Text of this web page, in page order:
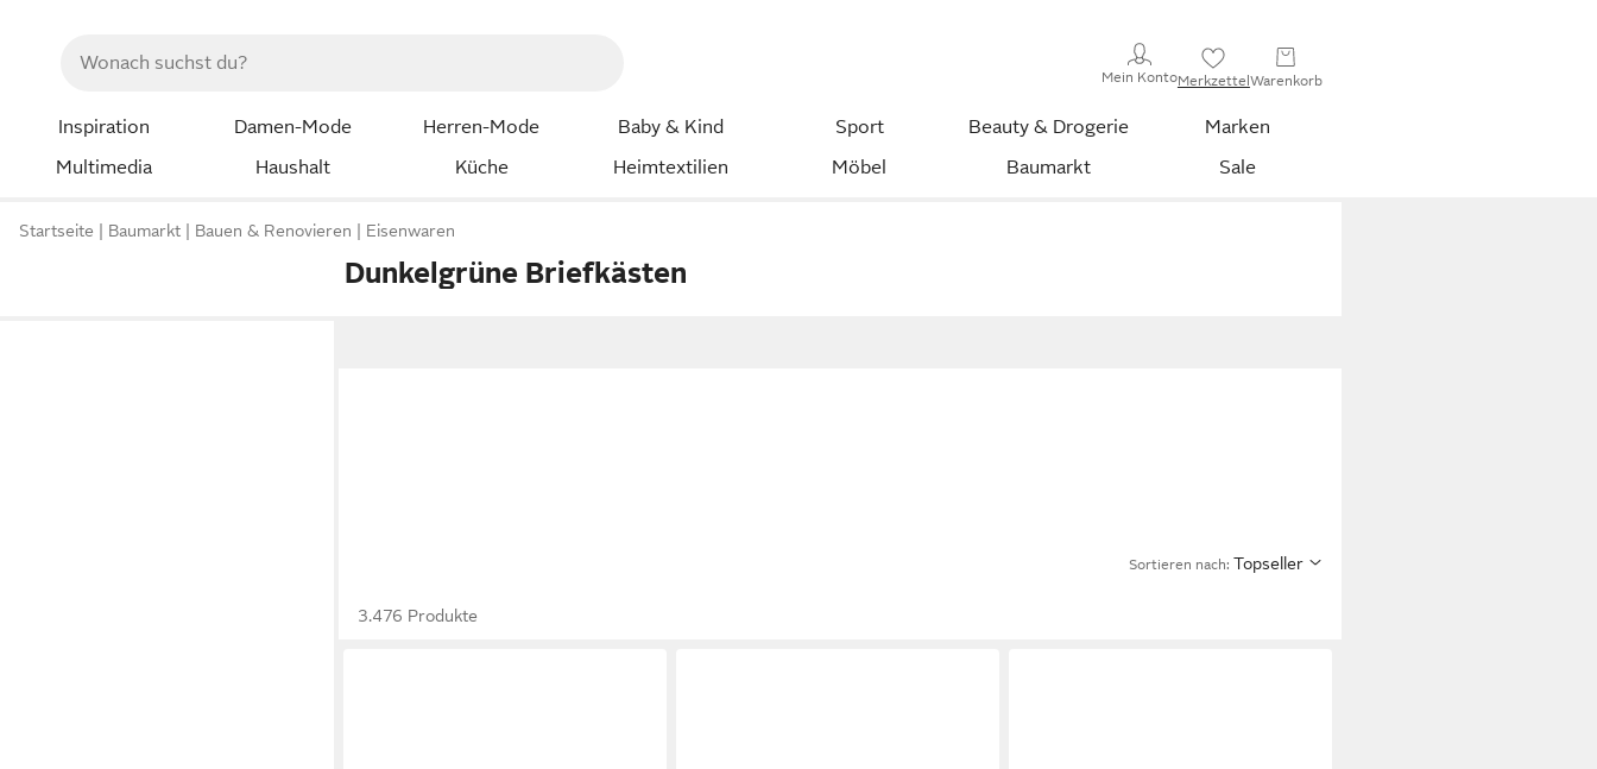
Mein KontoMerkzettelWarenkorb
Inspiration Damen-Mode Herren-Mode Baby & Kind Sport Beauty & Drogerie
Marken
Multimedia
Haushalt Küche Heimtextilien Möbel Baumarkt Sale
Startseite Baumarkt Bauen & Renovieren Eisenwaren
Dunkelgrüne Briefkästen
Sortieren nach: Topseller
3.476 Produkte